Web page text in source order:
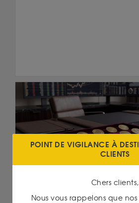
FAUT-IL DIVERSIFIER SES
L’OR PHYSIQUE OU DANS LA
POINT DE VIGILANCE À
CLIENTS
Chers clients,
Nous vous rappelons que